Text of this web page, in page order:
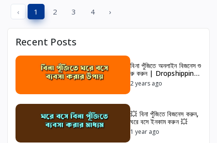
‹ 1 2 3 4 ›
Recent Posts
বিনা পুঁজিতে অনলাইন বিজনেস শু
রু করুন | Dropshipping
& Reselling Platform
Bangladesh
2 years ago
💥 বিনা পুঁজিতে বিজনেস করুন,
ঘরে বসে ইনকাম করুন 💥
1 year ago